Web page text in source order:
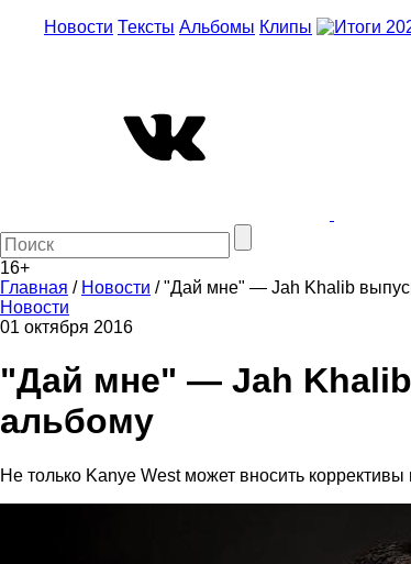
Новости Тексты Альбомы Клипы
16+
Главная / Новости /"Дай мне" — Jah Khalib
Новости
01 октября 2016
"Дай мне" — Jah Khalib
альбому
Не только Kanye West может вносить